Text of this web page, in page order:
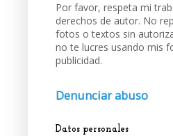
Por favor, respeta mi
derechos de autor. No
fotos o textos sin
no te lucres usando mis
publicidad.
Denunciar abuso
Datos personales